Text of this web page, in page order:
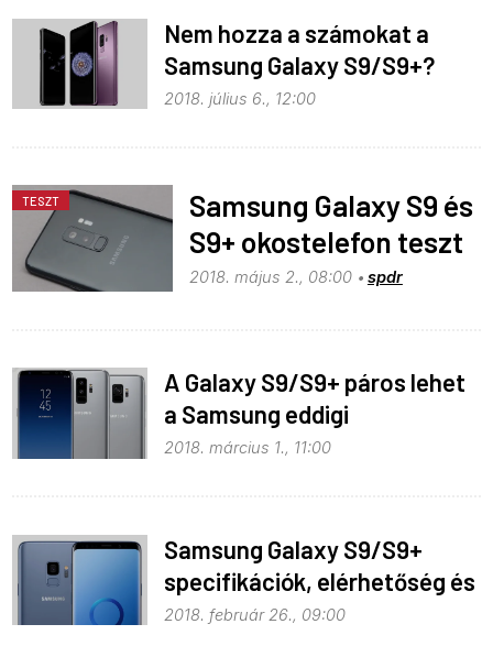
Nem hozza a számokat a
Samsung Galaxy S9/S9+?
2018. július 6., 12:00
TESZT
Samsung Galaxy S9 és
S9+ okostelefon teszt
2018. május 2., 08:00 spdr
A Galaxy S9/S9+ páros lehet
a Samsung eddigi
legsikeresebb telefonja
2018. március 1., 11:00
Samsung Galaxy S9/S9+
specifikációk, elérhetőség és
árak
2018. február 26., 09:00